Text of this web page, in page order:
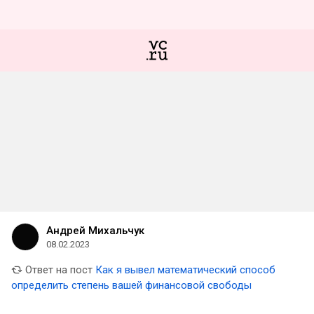
Андрей Михальчук
08.02.2023
Ответ на пост Как я вывел математический способ
определить степень вашей финансовой свободы